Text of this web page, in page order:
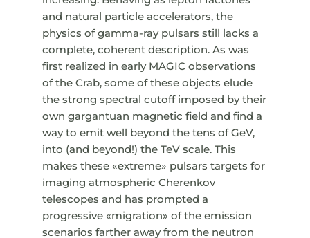
and natural particle accelerators, the
physics of gamma-ray pulsars still lacks a
complete, coherent description. As was
first realized in early MAGIC observations
of the Crab, some of these objects elude
the strong spectral cutoff imposed by their
own gargantuan magnetic field and find a
way to emit well beyond the tens of GeV,
into (and beyond!) the TeV scale. This
makes these «extreme» pulsars targets for
imaging atmospheric Cherenkov
telescopes and has prompted a
progressive «migration» of the emission
scenarios farther away from the neutron